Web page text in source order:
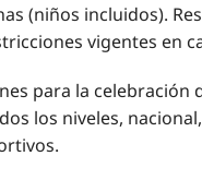
(niños incluidos).
vigentes en
para la celebración
los niveles,